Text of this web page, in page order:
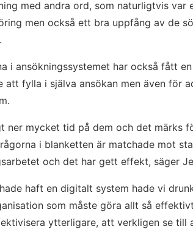
med andra ord, som naturligtvis var
men också ett bra uppfång av de
i ansökningssystemet har också fått
att fylla i själva ansökan men även för
ner mycket tid på dem och det märks
i blanketten är matchade mot
och det har gett effekt, säger
haft en digitalt system hade vi
som måste göra allt så
ytterligare, att verkligen se till